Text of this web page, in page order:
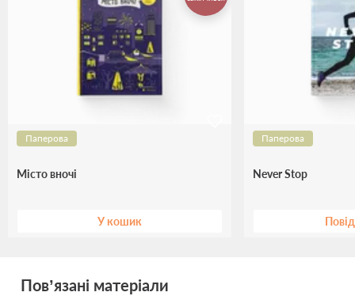
Паперова
Місто вночі
У кошик
Паперова
Never Stop
Пов’язані матеріали